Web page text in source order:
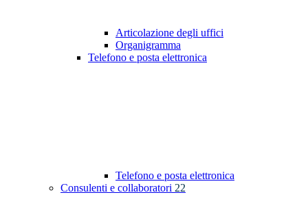
Articolazione degli uffici
Organigramma
Telefono e posta elettronica
Telefono e posta elettronica
Consulenti e collaboratori 22